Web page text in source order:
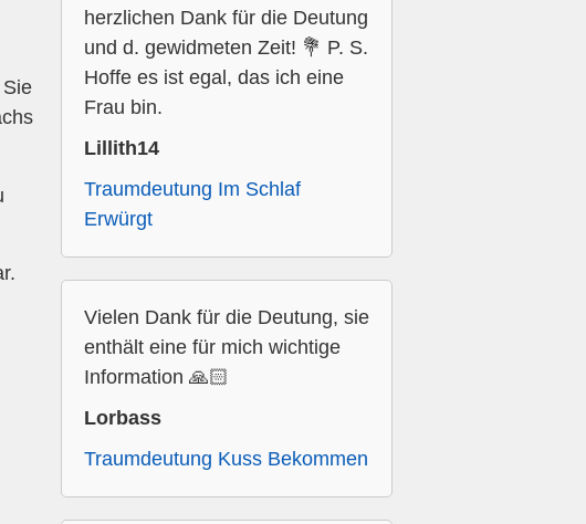
herzlichen Dank für die Deutung
und d. gewidmeten Zeit! 💐 P. S.
Hoffe es ist egal, das ich eine
Frau bin.
Lillith14
Traumdeutung Im Schlaf
Erwürgt
Vielen Dank für die Deutung, sie
enthält eine für mich wichtige
Information 🙏🏻
Lorbass
Traumdeutung Kuss Bekommen